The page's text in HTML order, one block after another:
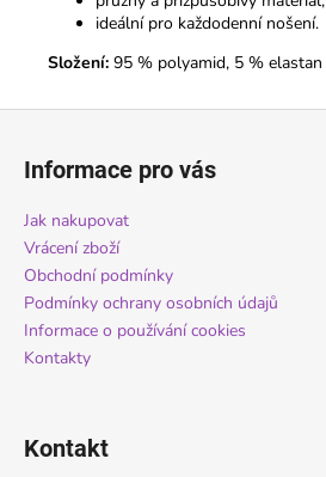
ideální pro každodenní nošení.
Složení: 95 % polyamid, 5 % elastan
Informace pro vás
Jak nakupovat
Vrácení zboží
Obchodní podmínky
Podmínky ochrany osobních údajů
Informace o používání cookies
Kontakty
Kontakt